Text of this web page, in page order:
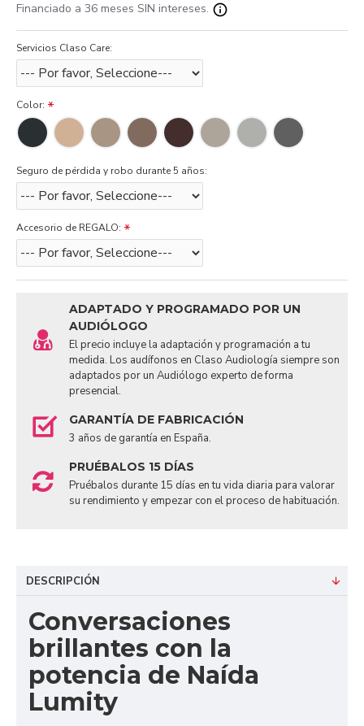
Financiado a 36 meses SIN intereses.
Servicios Claso Care:
Color:
Seguro de pérdida y robo durante 5 años:
Accesorio de REGALO:
ADAPTADO Y PROGRAMADO POR UN
AUDIÓLOGO
El precio incluye la adaptación y programación a tu
medida. Los audífonos en Claso Audiología siempre son
adaptados por un Audiólogo experto de forma
presencial.
GARANTÍA DE FABRICACIÓN
3 años de garantía en España.
PRUÉBALOS 15 DÍAS
Pruébalos durante 15 días en tu vida diaria para valorar
su rendimiento y empezar con el proceso de habituación.
DESCRIPCIÓN
Conversaciones
brillantes con la
potencia de Naída
Lumity